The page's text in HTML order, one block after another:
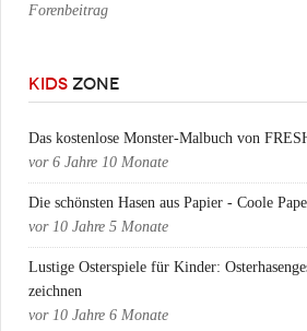
Forenbeitrag
KIDS ZONE
Das kostenlose Monster-Malbuch von
vor 6 Jahre 10 Monate
Die schönsten Hasen aus Papier - Coole
vor 10 Jahre 5 Monate
Lustige Osterspiele für Kinder:
zeichnen
vor 10 Jahre 6 Monate